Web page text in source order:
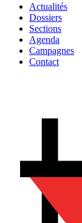
Actualités
Dossiers
Sections
Agenda
Campagnes
Contact